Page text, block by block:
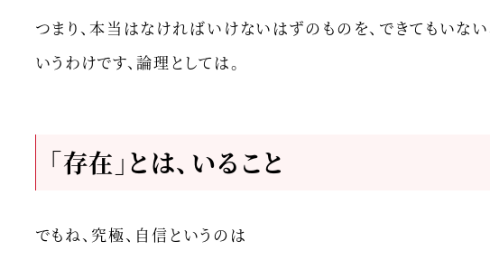
つまり、本当はなければいけないはずのものを、できてもいない
いうわけです、論理としては。
「存在」とは、いること
でもね、究極、自信というのは